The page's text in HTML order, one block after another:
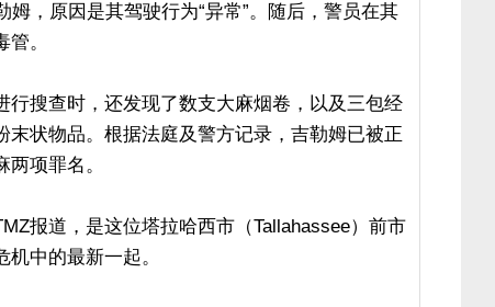
，原因是其驾驶行为“异常”。随后，警员在其
。
行搜查时，还发现了数支大麻烟卷，以及三包经
状物品。根据法庭及警方记录，吉勒姆已被正
项罪名。
报道，是这位塔拉哈西市（Tallahassee）前市
中的最新一起。